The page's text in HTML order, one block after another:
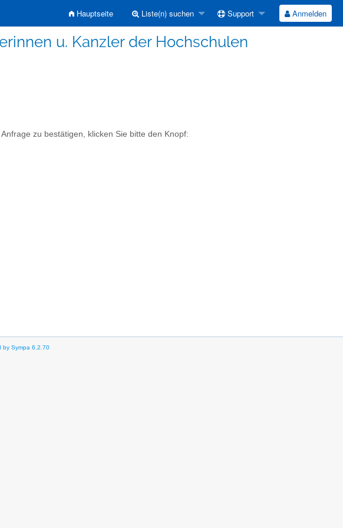
Hauptseite Liste(n) suchen Support Anmelden
u. Kanzler der Hochschulen
zu bestätigen, klicken Sie bitte den Knopf:
by Sympa 6.2.70